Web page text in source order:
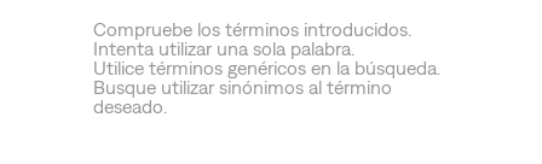
Compruebe los términos introducidos.
Intenta utilizar una sola palabra.
Utilice términos genéricos en la búsqueda.
Busque utilizar sinónimos al término
deseado.